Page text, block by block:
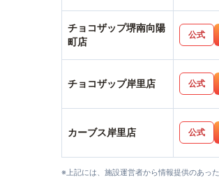
チョコザップ堺南向陽
町店
公式
チョコザップ岸里店 公式
カーブス岸里店 公式
※上記には、施設運営者から情報提供のあっ